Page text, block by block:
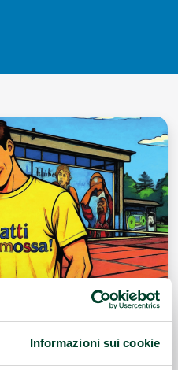
Informazioni sui cookie
torna a San